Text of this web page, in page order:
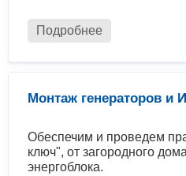
Подробнее
Монтаж генераторов и
Обеспечим и проведем
ключ", от загородного
энергоблока.